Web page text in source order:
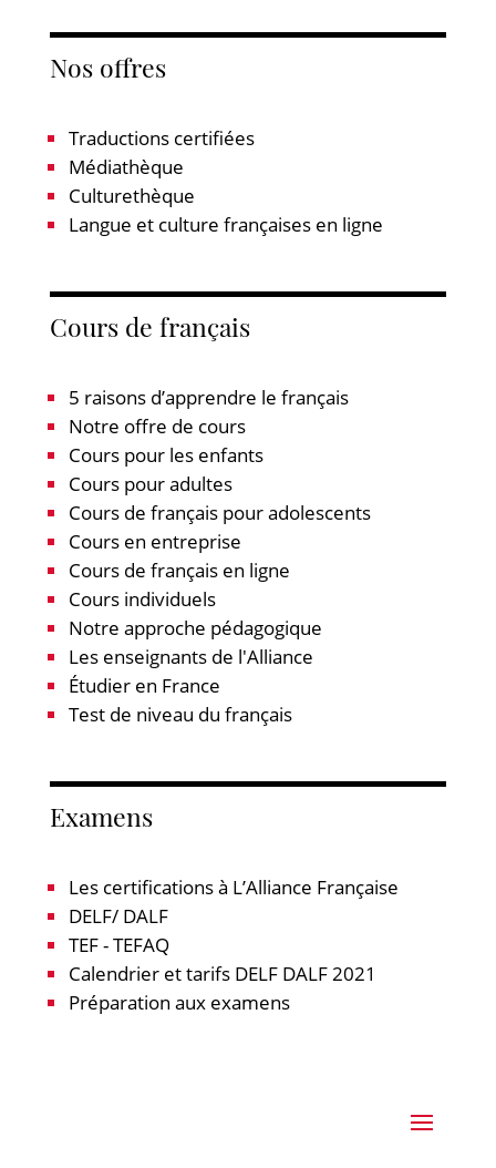
Nos offres
Traductions certifiées
Médiathèque
Culturethèque
Langue et culture françaises en ligne
Cours de français
5 raisons d’apprendre le français
Notre offre de cours
Cours pour les enfants
Cours pour adultes
Cours de français pour adolescents
Cours en entreprise
Cours de français en ligne
Cours individuels
Notre approche pédagogique
Les enseignants de l'Alliance
Étudier en France
Test de niveau du français
Examens
Les certifications à L’Alliance Française
DELF/ DALF
TEF - TEFAQ
Calendrier et tarifs DELF DALF 2021
Préparation aux examens